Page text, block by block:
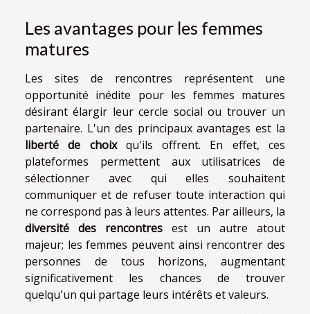
Les avantages pour les femmes
matures
Les sites de rencontres représentent une
opportunité inédite pour les femmes matures
désirant élargir leur cercle social ou trouver un
partenaire. L'un des principaux avantages est la
liberté de choixqu'ils offrent. En effet, ces
plateformes permettent aux utilisatrices de
sélectionner avec qui elles souhaitent
communiquer et de refuser toute interaction qui
ne correspond pas à leurs attentes. Par ailleurs, la
diversité des rencontres est un autre atout
majeur; les femmes peuvent ainsi rencontrer des
personnes de tous horizons, augmentant
significativement les chances de trouver
quelqu'un qui partage leurs intérêts et valeurs.